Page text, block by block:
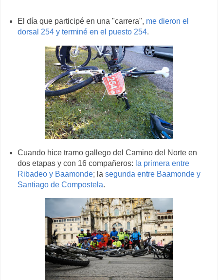
El día que participé en una "carrera", me dieron el
dorsal 254 y terminé en el puesto 254.
Cuando hice tramo gallego del Camino del Norte en
dos etapas y con 16 compañeros: la primera entre
Ribadeo y Baamonde; la segunda entre Baamonde y
Santiago de Compostela.